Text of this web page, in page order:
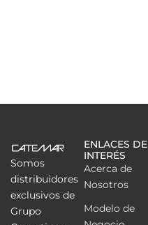
Somos
distribuidores
exclusivos de
Grupo
ENLACES DE
INTERÉS
Acerca de
Nosotros
Modelo de